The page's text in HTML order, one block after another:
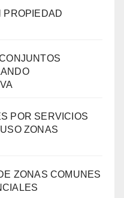
PROPIEDAD
POR SERVICIOS
ZONAS
ZONAS COMUNES